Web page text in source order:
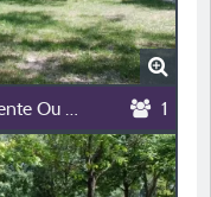
Emplacement 1 Personne Avec 1 Tente Ou Caravane , 1 Voiture Ou 1 Moto. 1